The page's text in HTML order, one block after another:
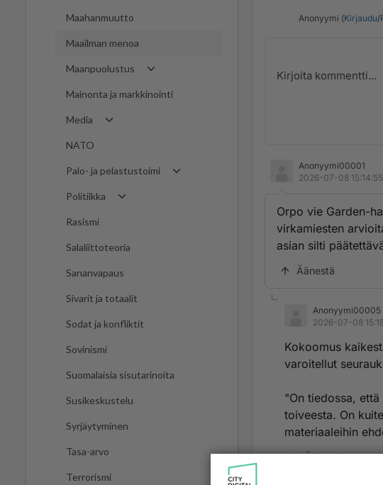
Maahanmuutto
Maailman menoa
Maanpuolustus
Mainonta ja markkinointi
Media
NATO
Palo- ja pelastustoimi
Politiikka
Rasismi
Salaliittoteoria
Sananvapaus
Sivarit ja totaalit
Sodat ja konfliktit
Sovinismi
Suomalaisia sisutarinoita
Susikeskustelu
Syrjäytyminen
Tasa-arvo
Terrorismi
Anonyymi (Kirjaudu/
Anonyymi00001
2026-07-08 15:14:55
Orpo vie Garden-
virkamiesten
asian silti
Äänestä
Anonyymi00005
2026-07-08
Kokoomus
varoitellut
"On tiedossa,
toiveesta. On
materiaaleihin
Äänestä